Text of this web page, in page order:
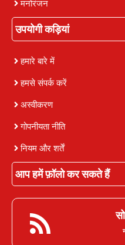
मनोरंजन
उपयोगी कड़ियां
हमारे बारे में
हमसे संपर्क करें
अस्वीकरण
गोपनीयता नीति
नियम और शर्तें
आप हमें फ़ॉलो कर सकते हैं